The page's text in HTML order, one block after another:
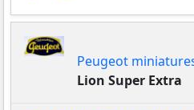
Peugeot
Lion Super Extra